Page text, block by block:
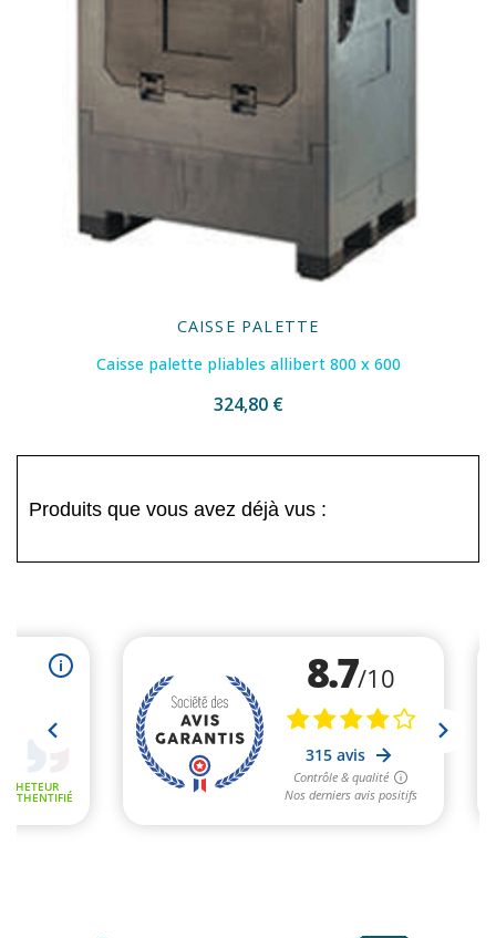
CAISSE PALETTE
Caisse palette pliables allibert 800 x 600
324,80 €
Produits que vous avez déjà vus :